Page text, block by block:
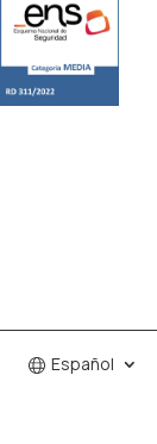
Español